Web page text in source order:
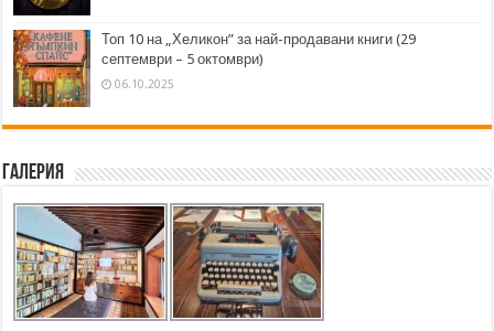
Топ 10 на „Хеликон” за най-продавани книги (29
септември – 5 октомври)
06.10.2025
Галерия